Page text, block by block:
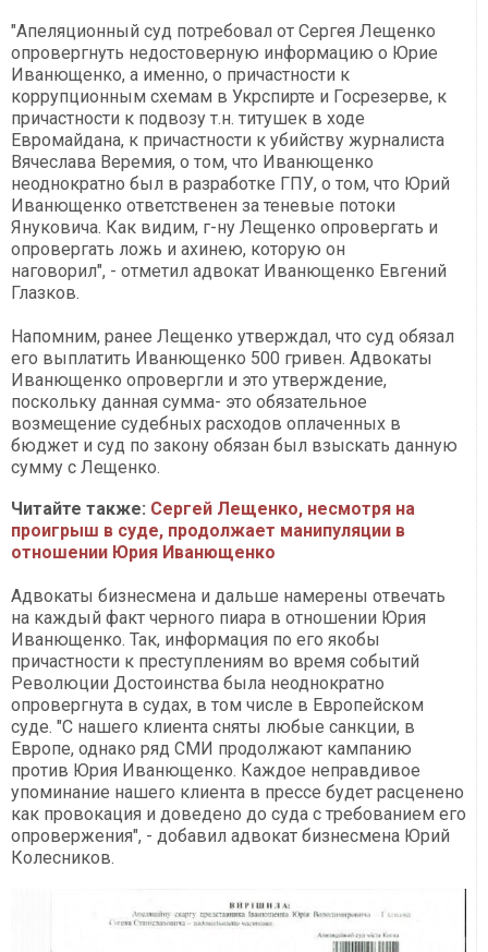
"Апеляционный суд потребовал от Сергея Лещенко
опровергнуть недостоверную информацию о Юрие
Иванющенко, а именно, о причастности к
коррупционным схемам в Укрспирте и Госрезерве, к
причастности к подвозу т.н. титушек в ходе
Евромайдана, к причастности к убийству журналиста
Вячеслава Веремия, о том, что Иванющенко
неоднократно был в разработке ГПУ, о том, что Юрий
Иванющенко ответственен за теневые потоки
Януковича. Как видим, г-ну Лещенко опровергать и
опровергать ложь и ахинею, которую он
наговорил", - отметил адвокат Иванющенко Евгений
Глазков.
Напомним, ранее Лещенко утверждал, что суд обязал
его выплатить Иванющенко 500 гривен. Адвокаты
Иванющенко опровергли и это утверждение,
поскольку данная сумма- это обязательное
возмещение судебных расходов оплаченных в
бюджет и суд по закону обязан был взыскать данную
сумму с Лещенко.
Читайте также: Сергей Лещенко, несмотря на
проигрыш в суде, продолжает манипуляции в
отношении Юрия Иванющенко
Адвокаты бизнесмена и дальше намерены отвечать
на каждый факт черного пиара в отношении Юрия
Иванющенко. Так, информация по его якобы
причастности к преступлениям во время событий
Революции Достоинства была неоднократно
опровергнута в судах, в том числе в Европейском
суде. "С нашего клиента сняты любые санкции, в
Европе, однако ряд СМИ продолжают кампанию
против Юрия Иванющенко. Каждое неправдивое
упоминание нашего клиента в прессе будет расценено
как провокация и доведено до суда с требованием его
опровержения", - добавил адвокат бизнесмена Юрий
Колесников.